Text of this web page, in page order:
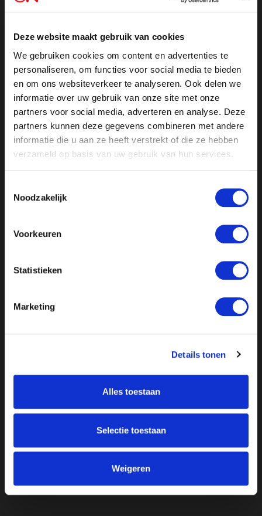
Deze website maakt gebruik van cookies
We gebruiken cookies om content en advertenties te
personaliseren, om functies voor social media te bieden
en om ons websiteverkeer te analyseren. Ook delen we
informatie over uw gebruik van onze site met onze
partners voor social media, adverteren en analyse. Deze
partners kunnen deze gegevens combineren met andere
informatie die u aan ze heeft verstrekt of die ze hebben
verzameld op basis van uw gebruik van hun services.
Noodzakelijk
Voorkeuren
Statistieken
Marketing
Details tonen
Alles toestaan
Selectie toestaan
Weigeren
migratiepact voor Nederland? Is dit niet gewoon de
Spreidingswet in Brusselse verpakking?
Ongehoord Nieuws gemist?Kijk de hele uitzending
hier terug.
//// //// //